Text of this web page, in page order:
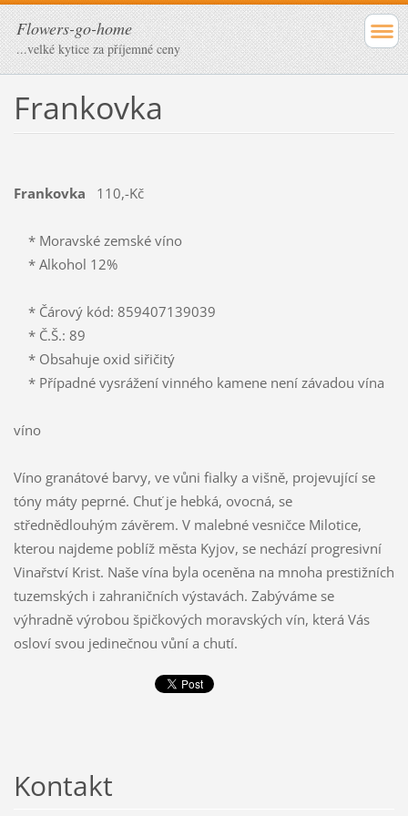
Flowers-go-home
...velké kytice za příjemné ceny
Frankovka
Frankovka 110,-Kč
* Moravské zemské víno
* Alkohol 12%
* Čárový kód: 859407139039
* Č.Š.: 89
* Obsahuje oxid siřičitý
* Případné vysrážení vinného kamene není závadou vína
víno
Víno granátové barvy, ve vůni fialky a višně, projevující se
tóny máty peprné. Chuť je hebká, ovocná, se
střednědlouhým závěrem. V malebné vesničce Milotice,
kterou najdeme poblíž města Kyjov, se nechází progresivní
Vinařství Krist. Naše vína byla oceněna na mnoha prestižních
tuzemských i zahraničních výstavách. Zabýváme se
výhradně výrobou špičkových moravských vín, která Vás
osloví svou jedinečnou vůní a chutí.
Kontakt